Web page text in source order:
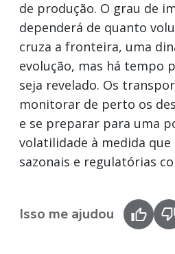
de produção. O grau de
dependerá de quanto
cruza a fronteira, uma
evolução, mas há tempo
seja revelado. Os
monitorar de perto os
e se preparar para uma
volatilidade à medida que
sazonais e regulatórias
Isso me ajudou